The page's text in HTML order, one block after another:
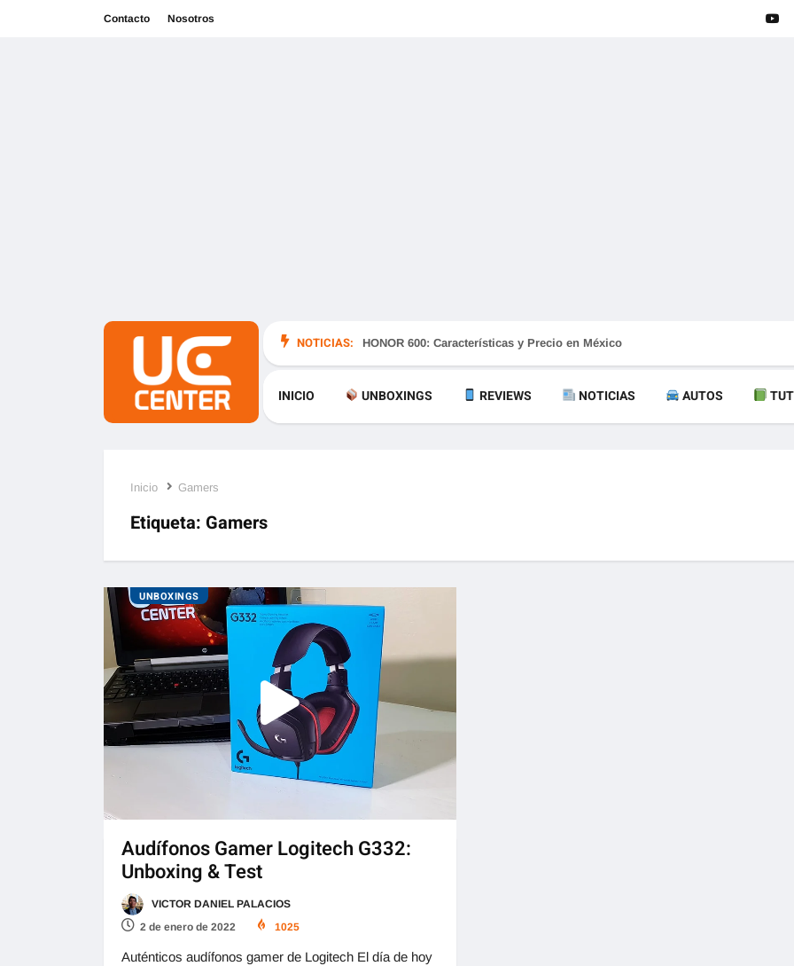
Contacto Nosotros
NOTICIAS: HONOR 600: Características y Precio en México
INICIO UNBOXINGS REVIEWS NOTICIAS AUTOS
Inicio Gamers
Etiqueta: Gamers
UNBOXINGS
Audífonos Gamer Logitech G332:
Unboxing & Test
VICTOR DANIEL PALACIOS
2 de enero de 2022
1025
Auténticos audífonos gamer de Logitech El día de hoy